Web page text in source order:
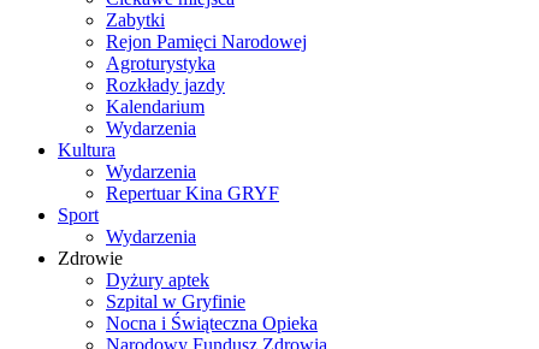
Zabytki
Rejon Pamięci Narodowej
Agroturystyka
Rozkłady jazdy
Kalendarium
Wydarzenia
Kultura
Wydarzenia
Repertuar Kina GRYF
Sport
Wydarzenia
Zdrowie
Dyżury aptek
Szpital w Gryfinie
Nocna i Świąteczna Opieka
Narodowy Fundusz Zdrowia